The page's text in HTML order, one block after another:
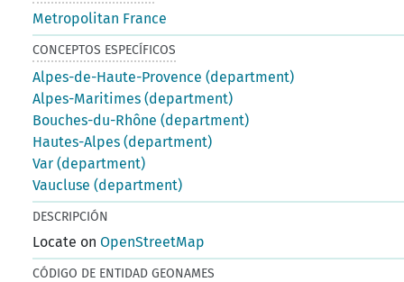
Metropolitan France
CONCEPTOS ESPECÍFICOS
Alpes-de-Haute-Provence (department)
Alpes-Maritimes (department)
Bouches-du-Rhône (department)
Hautes-Alpes (department)
Var (department)
Vaucluse (department)
DESCRIPCIÓN
Locate onOpenStreetMap
CÓDIGO DE ENTIDAD GEONAMES